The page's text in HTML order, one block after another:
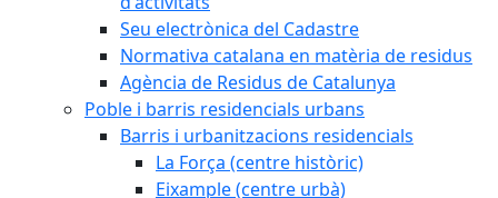
Seu electrònica del Cadastre
Normativa catalana en matèria de residus
Agència de Residus de Catalunya
Poble i barris residencials urbans
Barris i urbanitzacions residencials
La Força (centre històric)
Eixample (centre urbà)